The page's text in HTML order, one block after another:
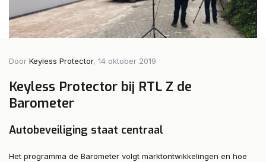
Door Keyless Protector, 14 oktober 2019
Keyless Protector bij RTL Z de
Barometer
Autobeveiliging staat centraal
Het programma de Barometer volgt marktontwikkelingen en hoe